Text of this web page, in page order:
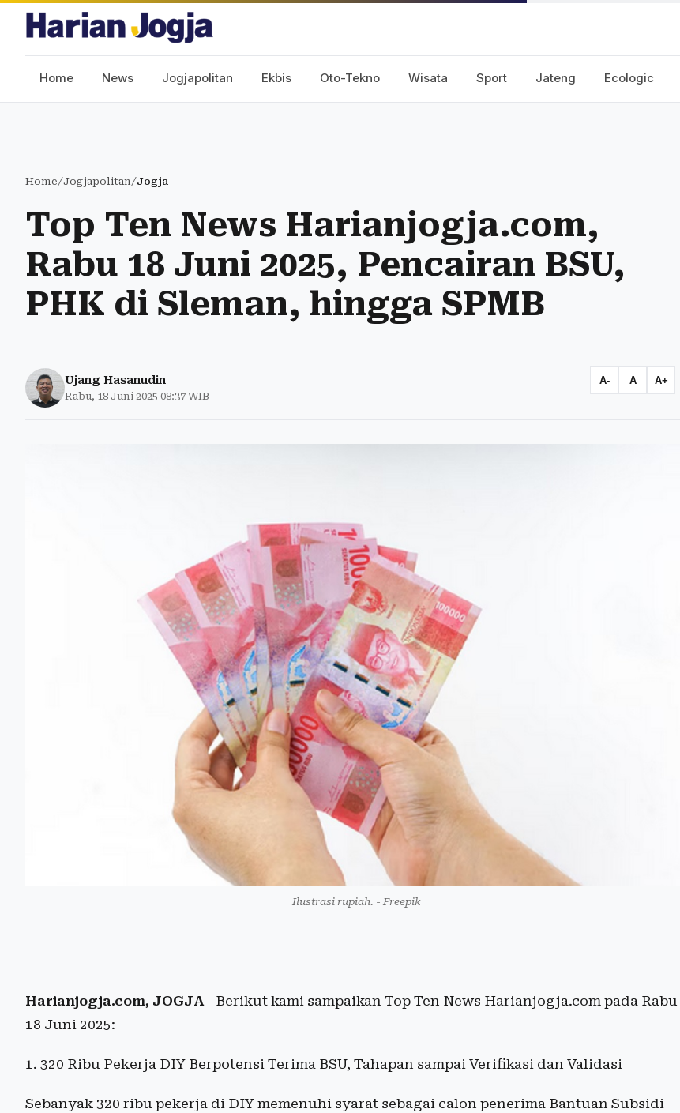
Home News Jogjapolitan Ekbis Oto-Tekno Wisata Sport Jateng Ecologic
Home/Jogjapolitan/Jogja
Top Ten News Harianjogja.com,
Rabu 18 Juni 2025, Pencairan BSU,
PHK di Sleman, hingga SPMB
Ujang Hasanudin
Rabu, 18 Juni 2025 08:37 WIB
A- A A+
Ilustrasi rupiah. - Freepik
Harianjogja.com, JOGJA - Berikut kami sampaikan Top Ten News Harianjogja.com pada Rabu
18 Juni 2025:
1. 320 Ribu Pekerja DIY Berpotensi Terima BSU, Tahapan sampai Verifikasi dan Validasi
Sebanyak 320 ribu pekerja di DIY memenuhi syarat sebagai calon penerima Bantuan Subsidi